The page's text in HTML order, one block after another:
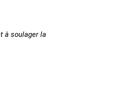
à soulager la